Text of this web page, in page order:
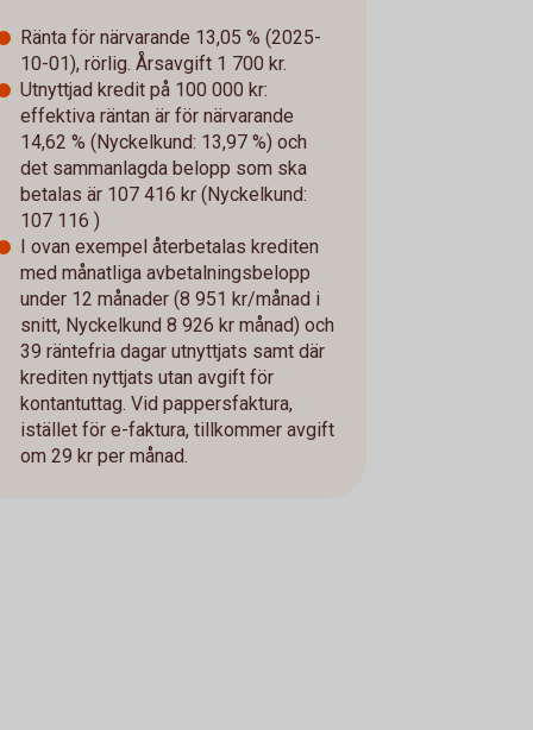
Ränta för närvarande 13,05 % (2025-
10-01), rörlig. Årsavgift 1 700 kr.
Utnyttjad kredit på 100 000 kr:
effektiva räntan är för närvarande
14,62 % (Nyckelkund: 13,97 %) och
det sammanlagda belopp som ska
betalas är 107 416 kr (Nyckelkund:
107 116 )
I ovan exempel återbetalas krediten
med månatliga avbetalningsbelopp
under 12 månader (8 951 kr/månad i
snitt, Nyckelkund 8 926 kr månad) och
39 räntefria dagar utnyttjats samt där
krediten nyttjats utan avgift för
kontantuttag. Vid pappersfaktura,
istället för e-faktura, tillkommer avgift
om 29 kr per månad.